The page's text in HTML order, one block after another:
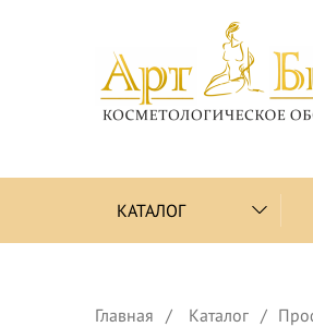
КАТАЛОГ
Главная Каталог